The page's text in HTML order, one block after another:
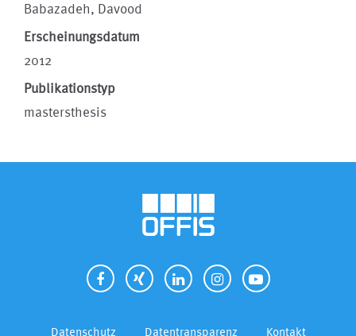
Babazadeh, Davood
Erscheinungsdatum
2012
Publikationstyp
mastersthesis
Datenschutz Datentransparenz Kontakt